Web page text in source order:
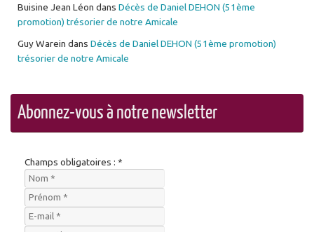
Buisine Jean Léon dans Décès de Daniel DEHON (51ème
promotion) trésorier de notre Amicale
Guy Warein dans Décès de Daniel DEHON (51ème promotion)
trésorier de notre Amicale
Abonnez-vous à notre newsletter
Champs obligatoires : *